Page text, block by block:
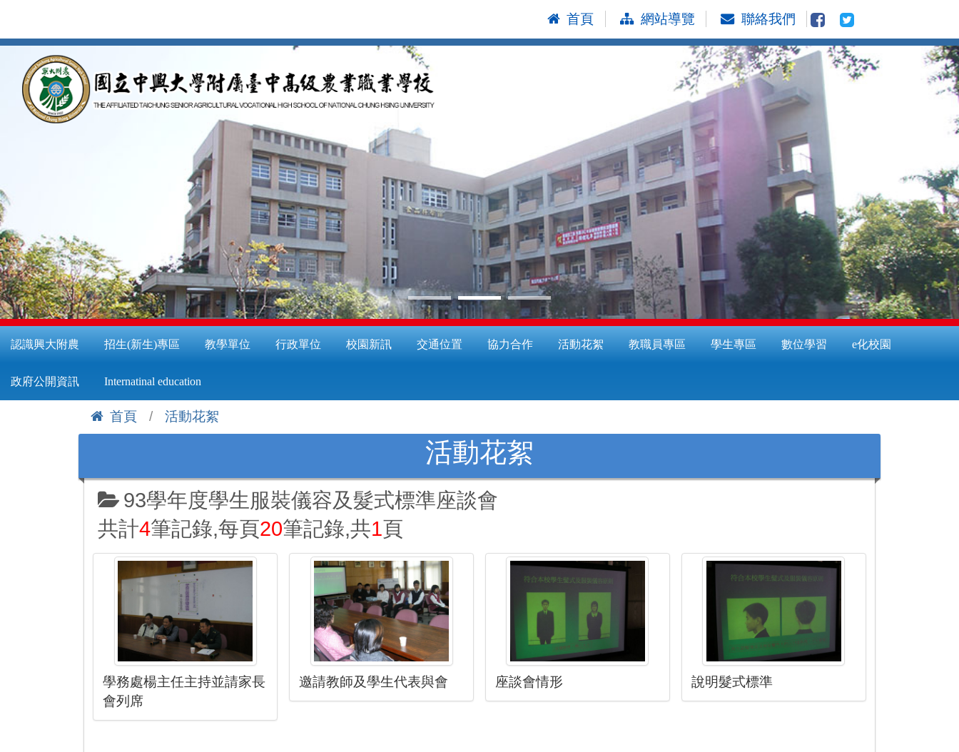
到
首頁 網站導覽 聯絡我們
認識興大附農 招生(新生)專區 教學單位 行政單位 校園新訊 交通位置 協力合作 活動花絮 教職員專區 學生專區 數位學習 e化校園
政府公開資訊 Internatinal education
首頁
活動花絮
活動花絮
93學年度學生服裝儀容及髮式標準座談會
共計4筆記錄,每頁20筆記錄,共1頁
學務處楊主任主持並請家長
會列席
邀請教師及學生代表與會 座談會情形 說明髮式標準